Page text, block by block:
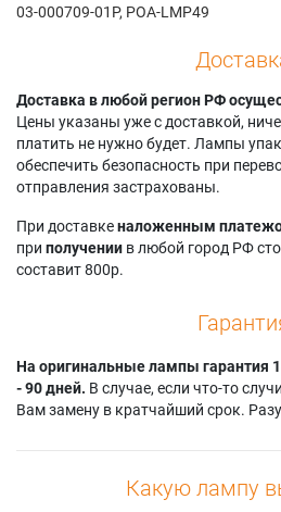
03-000709-01P, POA-LMP49
Доставка в любой регион РФ
Цены указаны уже с доставкой,
платить не нужно будет. Лампы
обеспечить безопасность при
отправления застрахованы.
При доставкеналоженным
при получении в любой город РФ
составит 800р.
На оригинальные лампы гарантия
- 90 дней. В случае, если что-то
Вам замену в кратчайший срок.
Какую лампу